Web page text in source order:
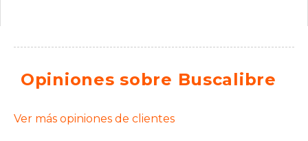
Opiniones sobre Buscalibre
Ver más opiniones de clientes